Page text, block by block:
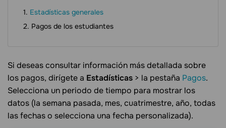
Estadísticas generales
Pagos de los estudiantes
Si deseas consultar información más detallada sobre
los pagos, dirígete a Estadísticas > la pestaña Pagos.
Selecciona un periodo de tiempo para mostrar los
datos (la semana pasada, mes, cuatrimestre, año, todas
las fechas o selecciona una fecha personalizada).